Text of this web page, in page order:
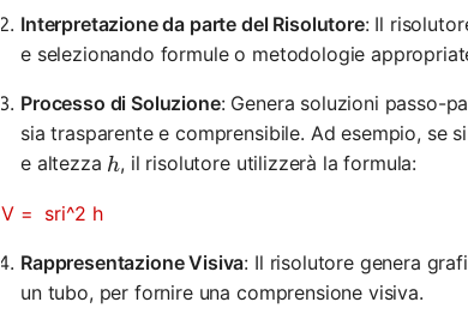
Interpretazione da parte del Risolutore: Il
e selezionando formule o metodologie
Processo di Soluzione: Genera soluzioni passo-
sia trasparente e comprensibile. Ad esempio, se
e altezza h
h, il risolutore utilizzerà la formula:
V =  sri^2 h
Rappresentazione Visiva: Il risolutore genera
un tubo, per fornire una comprensione visiva.